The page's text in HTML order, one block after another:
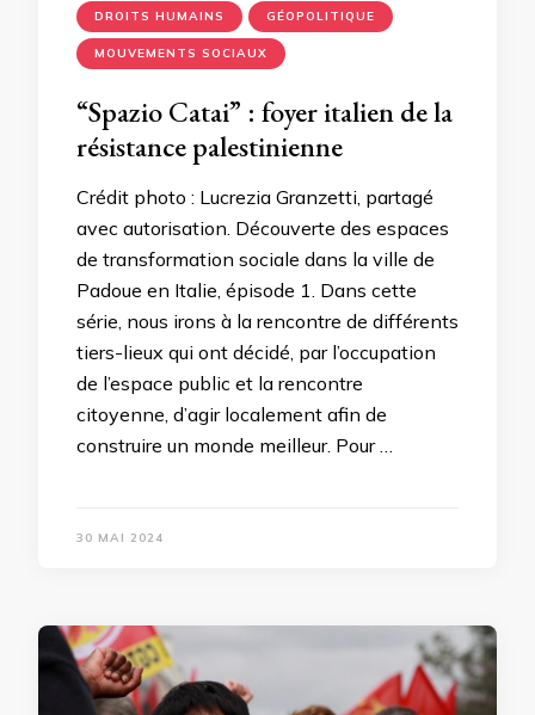
DROITS HUMAINS GÉOPOLITIQUE
MOUVEMENTS SOCIAUX
“Spazio Catai” : foyer italien de la
résistance palestinienne
Crédit photo : Lucrezia Granzetti, partagé
avec autorisation. Découverte des espaces
de transformation sociale dans la ville de
Padoue en Italie, épisode 1. Dans cette
série, nous irons à la rencontre de différents
tiers-lieux qui ont décidé, par l’occupation
de l’espace public et la rencontre
citoyenne, d’agir localement afin de
construire un monde meilleur. Pour …
30 MAI 2024